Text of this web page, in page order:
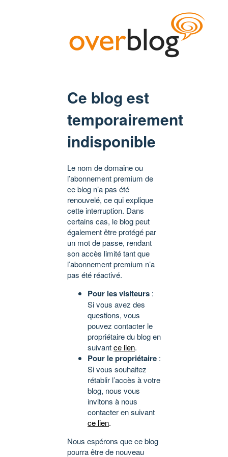
Ce blog est
temporairement
indisponible
Le nom de domaine ou
l’abonnement premium de
ce blog n’a pas été
renouvelé, ce qui explique
cette interruption. Dans
certains cas, le blog peut
également être protégé par
un mot de passe, rendant
son accès limité tant que
l’abonnement premium n’a
pas été réactivé.
Pour les visiteurs :
Si vous avez des
questions, vous
pouvez contacter le
propriétaire du blog en
suivantce lien.
Pour le propriétaire :
Si vous souhaitez
rétablir l’accès à votre
blog, nous vous
invitons à nous
contacter en suivant
ce lien.
Nous espérons que ce blog
pourra être de nouveau